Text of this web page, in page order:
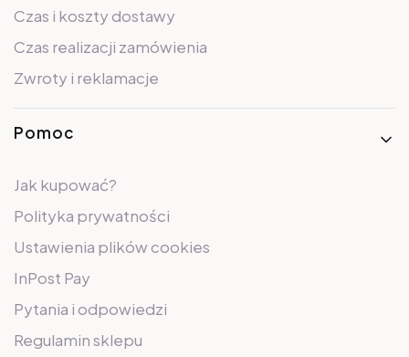
Czas i koszty dostawy
Czas realizacji zamówienia
Zwroty i reklamacje
Pomoc
Jak kupować?
Polityka prywatności
Ustawienia plików cookies
InPost Pay
Pytania i odpowiedzi
Regulamin sklepu